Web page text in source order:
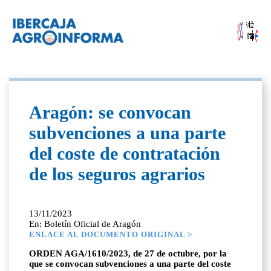
Aragón: se convocan
subvenciones a una parte
del coste de contratación
de los seguros agrarios
13/11/2023
En: Boletín Oficial de Aragón
ENLACE AL DOCUMENTO ORIGINAL >
ORDEN AGA/1610/2023, de 27 de octubre, por la
que se convocan subvenciones a una parte del coste